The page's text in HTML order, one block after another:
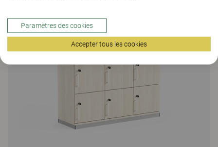
Paramètres des cookies
Accepter tous les cookies